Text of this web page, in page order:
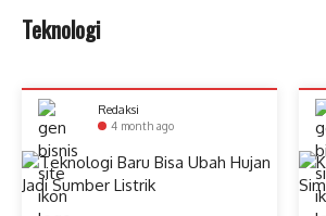
Teknologi
Redaksi
4 month ago